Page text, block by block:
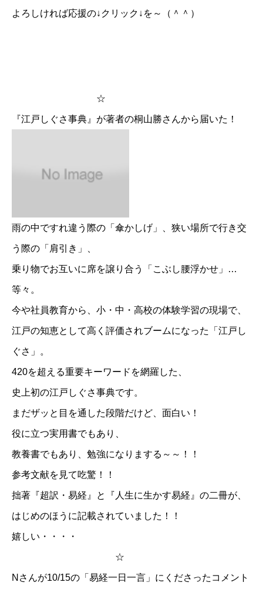
よろしければ応援の↓クリック↓を～（＾＾）
☆
『江戸しぐさ事典』が著者の桐山勝さんから届いた！
雨の中ですれ違う際の「傘かしげ」、狭い場所で行き交
う際の「肩引き」、
乗り物でお互いに席を譲り合う「こぶし腰浮かせ」…
等々。
今や社員教育から、小・中・高校の体験学習の現場で、
江戸の知恵として高く評価されブームになった「江戸し
ぐさ」。
420を超える重要キーワードを網羅した、
史上初の江戸しぐさ事典です。
まだザッと目を通した段階だけど、面白い！
役に立つ実用書でもあり、
教養書でもあり、勉強になりまする～～！！
参考文献を見て吃驚！！
拙著『超訳・易経』と『人生に生かす易経』の二冊が、
はじめのほうに記載されていました！！
嬉しい・・・・
☆
Nさんが10/15の「易経一日一言」にくださったコメント